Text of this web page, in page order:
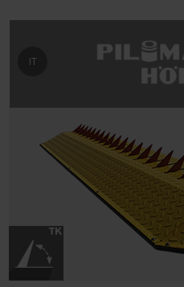
Seleziona la tua lingua
IT